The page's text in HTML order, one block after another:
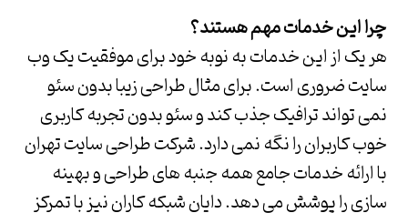
چرا این خدمات مهم هستند؟
هر یک از این خدمات به نوبه خود برای موفقیت یک وب
سایت ضروری است. برای مثال طراحی زیبا بدون سئو
نمی تواند ترافیک جذب کند و سئو بدون تجربه کاربری
خوب کاربران را نگه نمی دارد.شرکت طراحی سایت تهران
با ارائه خدمات جامع همه جنبه های طراحی و بهینه
سازی را پوشش می دهد.دایان شبکه کاراننیز با تمرکز